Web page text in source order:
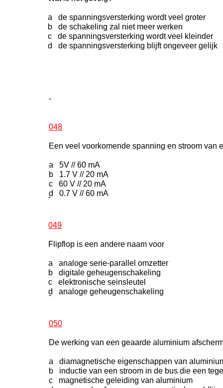
a de spanningsversterking wordt veel groter
b de schakeling zal niet meer werken
c de spanningsversterking wordt veel kleinder
d de spanningsversterking blijft ongeveer gelijk
-
048
Een veel voorkomende spanning en stroom van
a 5V // 60 mA
b 1.7 V // 20 mA
c 60 V // 20 mA
d 0.7 V // 60 mA
-
049
Flipflop is een andere naam voor
a analoge serie-parallel omzetter
b digitale geheugenschakeling
c elektronische seinsleutel
d analoge geheugenschakeling
-
050
De werking van een geaarde aluminium
a diamagnetische eigenschappen van
b inductie van een stroom in de bus die een
c magnetische geleiding van aluminium